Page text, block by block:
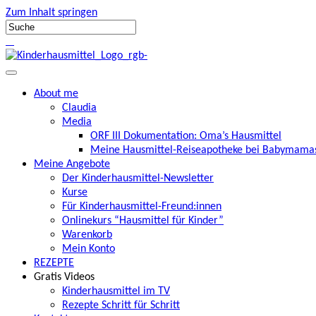
Zum Inhalt springen
About me
Claudia
Media
ORF III Dokumentation: Oma’s Hausmittel
Meine Hausmittel-Reiseapotheke bei
Meine Angebote
Der Kinderhausmittel-Newsletter
Kurse
Für Kinderhausmittel-Freund:innen
Onlinekurs “Hausmittel für Kinder”
Warenkorb
Mein Konto
REZEPTE
Gratis Videos
Kinderhausmittel im TV
Rezepte Schritt für Schritt